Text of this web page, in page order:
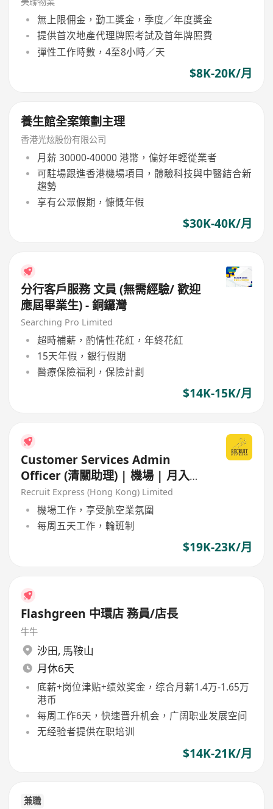
無上限佣金，勤工獎金，季度／年度獎金
提供首次地產代理牌照考試及首年牌照費
彈性工作時數，4至8小時／天
$8K-20K/月
養生館全案策劃主理
香港光炫股份有限公司
月薪 30000-40000 港幣，偏好年輕從業者
可駐場跟進香港機場項目，體驗科技與中醫結合新
趨勢
享有公眾假期，慷慨年假
$30K-40K/月
分行客戶服務 文員 (無需經驗/ 歡迎
應屆畢業生) - 銅鑼灣
Searching Pro Limited
超時補薪，酌情性花紅，年終花紅
15天年假，銀行假期
醫療保險福利，保險計劃
$14K-15K/月
Customer Services Admin
Officer (清關助理) | 機場 | 月入可
達25K+
Recruit Express (Hong Kong) Limited
機場工作，享受航空業氛圍
每周五天工作，輪班制
$19K-23K/月
Flashgreen 中環店 務員/店長
牛牛
沙田, 馬鞍山
月休6天
底薪+岗位津贴+绩效奖金，综合月薪1.4万-1.65万
港币
每周工作6天，快速晋升机会，广阔职业发展空间
无经验者提供在职培训
$14K-21K/月
兼職